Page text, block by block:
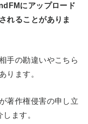
にアップロード
れることがありま
手の勘違いやこちら
ります。
著作権侵害の申し立
ます。